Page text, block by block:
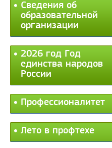
Сведения об
образовательной
организации
2026 год Год
единства народов
России
Профессионалитет
Лето в профтехе